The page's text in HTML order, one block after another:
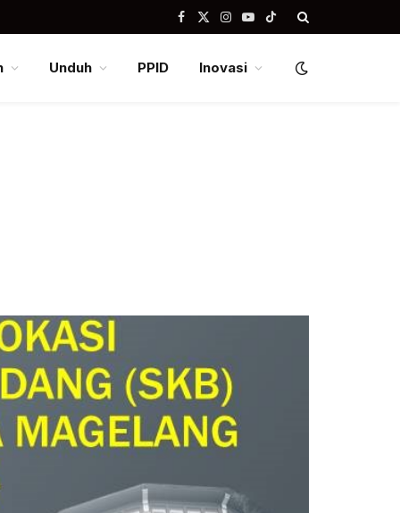
Facebook
X
Instagram
YouTube
TikTok
Unduh PPID Inovasi